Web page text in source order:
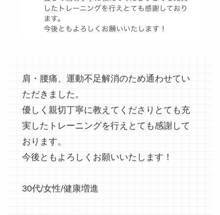
肩・腰痛、運動不足解消のため通わせてい
ただきました。
優しく親切丁寧に教えてくださりとても充
実したトレーニングを行えとても感謝して
おります。
今後ともよろしくお願いいたします！
30代/女性/健康増進